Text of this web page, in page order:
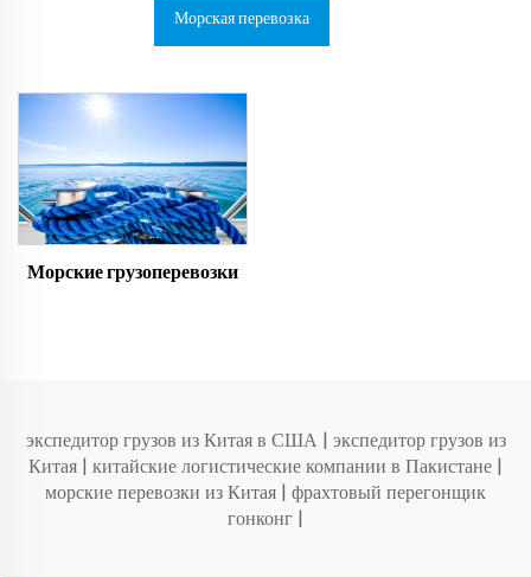
Морская перевозка
Морские грузоперевозки
экспедитор грузов из Китая в США | экспедитор грузов из
Китая | китайские логистические компании в Пакистане |
морские перевозки из Китая | фрахтовый перегонщик
гонконг |